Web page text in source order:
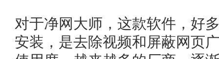
对于净网大师，这款软件，好
安装，是去除视频和屏蔽网页